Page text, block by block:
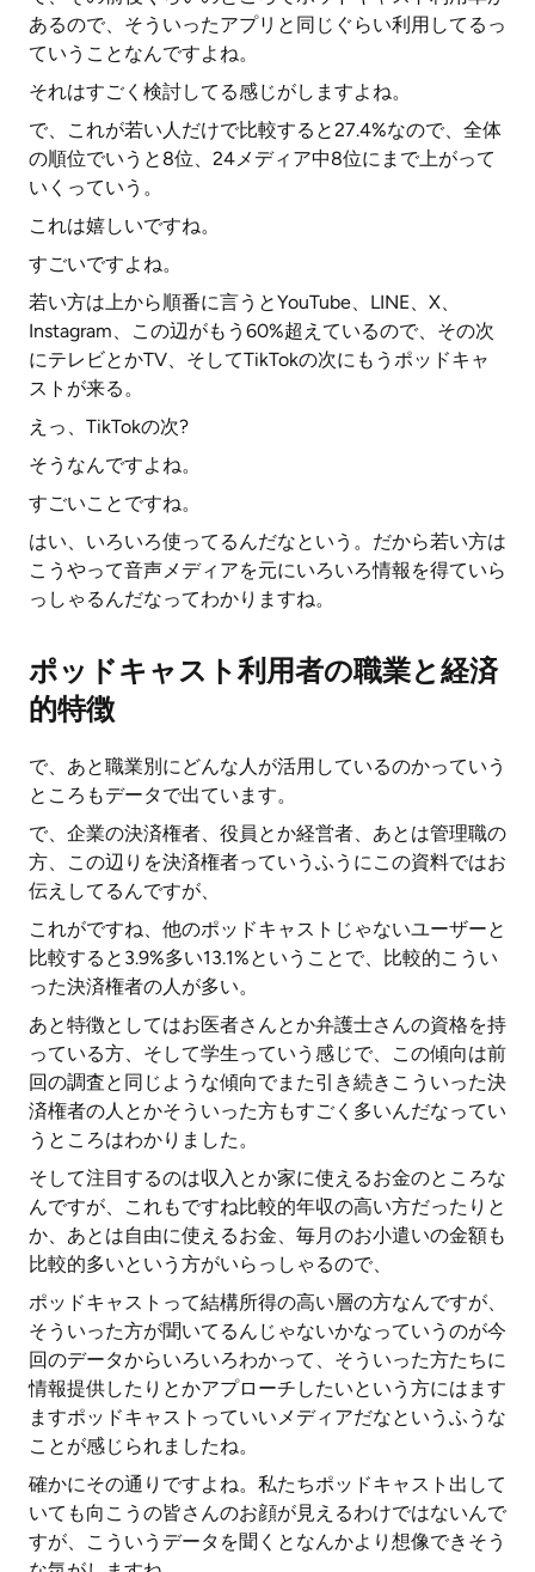
あるので、そういったアプリと同じぐらい利用してるっ
ていうことなんですよね。
それはすごく検討してる感じがしますよね。
で、これが若い人だけで比較すると27.4%なので、全体
の順位でいうと8位、24メディア中8位にまで上がって
いくっていう。
これは嬉しいですね。
すごいですよね。
若い方は上から順番に言うとYouTube、LINE、X、
Instagram、この辺がもう60%超えているので、その次
にテレビとかTV、そしてTikTokの次にもうポッドキャ
ストが来る。
えっ、TikTokの次?
そうなんですよね。
すごいことですね。
はい、いろいろ使ってるんだなという。だから若い方は
こうやって音声メディアを元にいろいろ情報を得ていら
っしゃるんだなってわかりますね。
ポッドキャスト利用者の職業と経済
的特徴
で、あと職業別にどんな人が活用しているのかっていう
ところもデータで出ています。
で、企業の決済権者、役員とか経営者、あとは管理職の
方、この辺りを決済権者っていうふうにこの資料ではお
伝えしてるんですが、
これがですね、他のポッドキャストじゃないユーザーと
比較すると3.9%多い13.1%ということで、比較的こうい
った決済権者の人が多い。
あと特徴としてはお医者さんとか弁護士さんの資格を持
っている方、そして学生っていう感じで、この傾向は前
回の調査と同じような傾向でまた引き続きこういった決
済権者の人とかそういった方もすごく多いんだなってい
うところはわかりました。
そして注目するのは収入とか家に使えるお金のところな
んですが、これもですね比較的年収の高い方だったりと
か、あとは自由に使えるお金、毎月のお小遣いの金額も
比較的多いという方がいらっしゃるので、
ポッドキャストって結構所得の高い層の方なんですが、
そういった方が聞いてるんじゃないかなっていうのが今
回のデータからいろいろわかって、そういった方たちに
情報提供したりとかアプローチしたいという方にはます
ますポッドキャストっていいメディアだなというふうな
ことが感じられましたね。
確かにその通りですよね。私たちポッドキャスト出して
いても向こうの皆さんのお顔が見えるわけではないんで
すが、こういうデータを聞くとなんかより想像できそう